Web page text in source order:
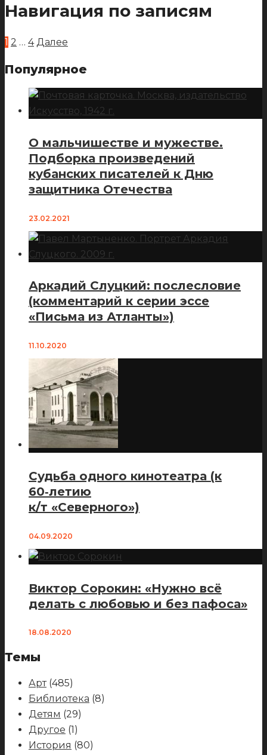
Навигация по записям
1 2 … 4 Далее
Популярное
О мальчишестве и мужестве.
Подборка произведений
кубанских писателей к Дню
защитника Отечества
23.02.2021
Аркадий Слуцкий: послесловие
(комментарий к серии эссе
«Письма из Атланты»)
11.10.2020
Судьба одного кинотеатра (к
60‑летию
к/т «Северного»)
04.09.2020
Виктор Сорокин: «Нужно всё
делать с любовью и без пафоса»
18.08.2020
Темы
Арт(485)
Библиотека (8)
Детям (29)
Другое (1)
История (80)